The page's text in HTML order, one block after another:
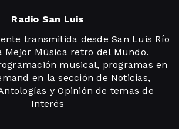
Radio San Luis
transmitida desde San Luis Río
Mejor Música retro del Mundo.
musical, programas en
en la sección de Noticias,
y Opinión de temas de
Interés